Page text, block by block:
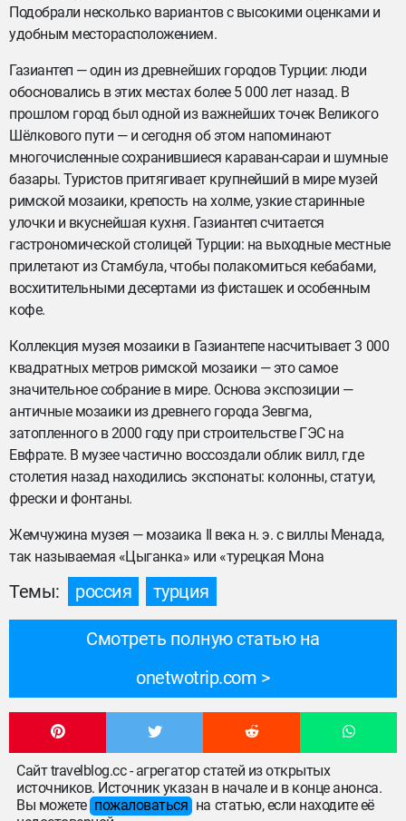
Подобрали несколько вариантов с высокими оценками и
удобным месторасположением.
Газиантеп — один из древнейших городов Турции: люди
обосновались в этих местах более 5 000 лет назад. В
прошлом город был одной из важнейших точек Великого
Шёлкового пути — и сегодня об этом напоминают
многочисленные сохранившиеся караван-сараи и шумные
базары. Туристов притягивает крупнейший в мире музей
римской мозаики, крепость на холме, узкие старинные
улочки и вкуснейшая кухня. Газиантеп считается
гастрономической столицей Турции: на выходные местные
прилетают из Стамбула, чтобы полакомиться кебабами,
восхитительными десертами из фисташек и особенным
кофе.
Коллекция музея мозаики в Газиантепе насчитывает 3 000
квадратных метров римской мозаики — это самое
значительное собрание в мире. Основа экспозиции —
античные мозаики из древнего города Зевгма,
затопленного в 2000 году при строительстве ГЭС на
Евфрате. В музее частично воссоздали облик вилл, где
столетия назад находились экспонаты: колонны, статуи,
фрески и фонтаны.
Жемчужина музея — мозаика II века н. э. с виллы Менада,
так называемая «Цыганка» или «турецкая Мона
Темы: россия турция
Смотреть полную статью на
onetwotrip.com
Сайт travelblog.cc - агрегатор статей из открытых
источников. Источник указан в начале и в конце анонса.
Вы можете пожаловаться на статью, если находите её